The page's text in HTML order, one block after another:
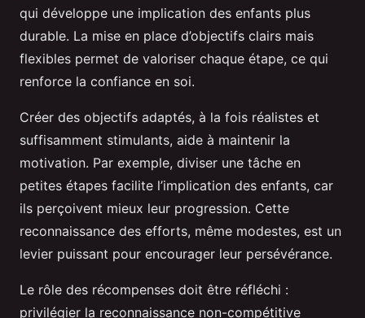
qui développe une implication des enfants plus
durable. La mise en place d’objectifs clairs mais
flexibles permet de valoriser chaque étape, ce qui
renforce la confiance en soi.
Créer des objectifs adaptés, à la fois réalistes et
suffisamment stimulants, aide à maintenir la
motivation. Par exemple, diviser une tâche en
petites étapes facilite l’implication des enfants, car
ils perçoivent mieux leur progression. Cette
reconnaissance des efforts, même modestes, est un
levier puissant pour encourager leur persévérance.
Le rôle des récompenses doit être réfléchi :
privilégier la reconnaissance non-compétitive